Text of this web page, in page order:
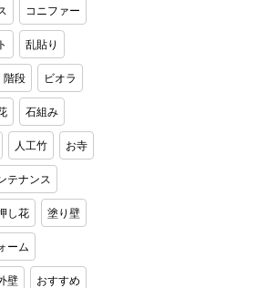
コニファー
乱貼り
階段 ビオラ
石組み
人工竹 お寺
テナンス
し花 塗り壁
ーム
壁 おすすめ